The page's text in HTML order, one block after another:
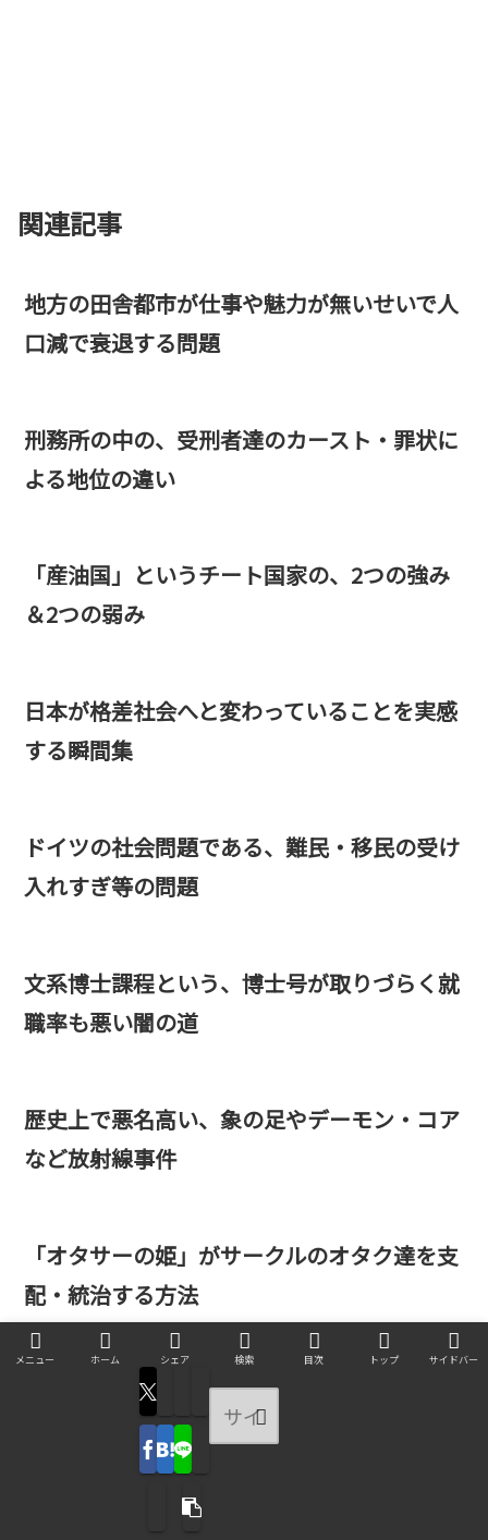
関連記事
地方の田舎都市が仕事や魅力が無いせいで人
口減で衰退する問題
刑務所の中の、受刑者達のカースト・罪状に
よる地位の違い
「産油国」というチート国家の、2つの強み
＆2つの弱み
日本が格差社会へと変わっていることを実感
する瞬間集
ドイツの社会問題である、難民・移民の受け
入れすぎ等の問題
文系博士課程という、博士号が取りづらく就
職率も悪い闇の道
歴史上で悪名高い、象の足やデーモン・コア
など放射線事件
「オタサーの姫」がサークルのオタク達を支
配・統治する方法
半導体産業の業績が不安定であり波があるこ
との、3つの理由
定額見放題や読み放題サービスで著作者側が
メニュー ホーム シェア 検索 目次 トップ サイドバー